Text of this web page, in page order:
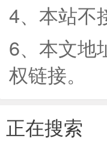
4、本站不
6、本文地
权链接。
正在搜索